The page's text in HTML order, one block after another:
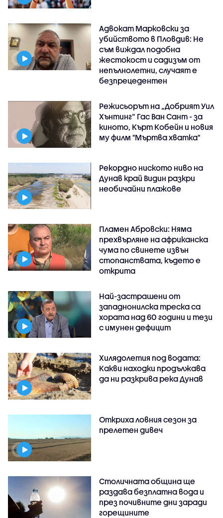
Адвокат Марковски за
убийството в Пловдив: Не
съм виждал подобна
жестокост и садизъм от
непълнолетни, случаят е
безпрецедентен
Режисьорът на „Добрият Уил
Хънтинг“ Гас Ван Сант - за
киното, Кърт Кобейн и новия
му филм "Мъртва хватка"
Рекордно ниското ниво на
Дунав край Видин разкри
необичайни плажове
Пламен Абровски: Няма
прехвърляне на африканска
чума по свинете извън
стопанствата, където е
открита
Най-застрашени от
западнонилска треска са
хората над 60 години и тези
с имунен дефицит
Хилядолетия под водата:
Какви находки продължава
да ни разкрива река Дунав
Откриха ловния сезон за
прелетен дивеч
Столичната община ще
раздава безплатна вода и
през почивните дни заради
горещините